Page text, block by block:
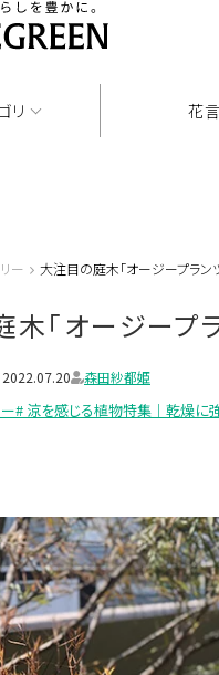
リ 花
ー 大注目の庭木「オージープラン
木「オージープ
2022.07.20 森田紗都姫
# 涼を感じる植物特集｜乾燥に